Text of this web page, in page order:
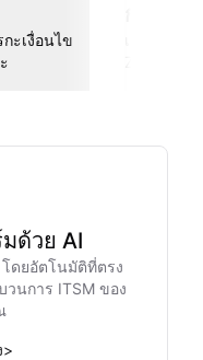
ะเงื่อนไข
ด้วย AI
ดยอัตโนมัติที่ตรง
วนการ ITSM ของ
>